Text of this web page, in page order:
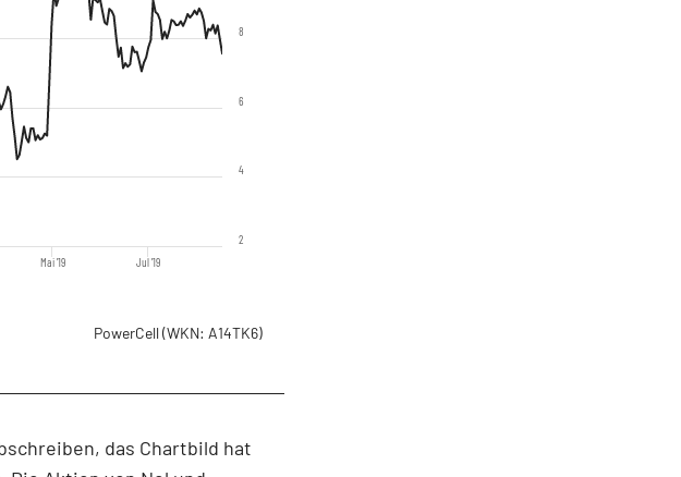
Mai '19 Jul '19
2
4
6
8
PowerCell(WKN: A14TK6)
das Chartbild hat